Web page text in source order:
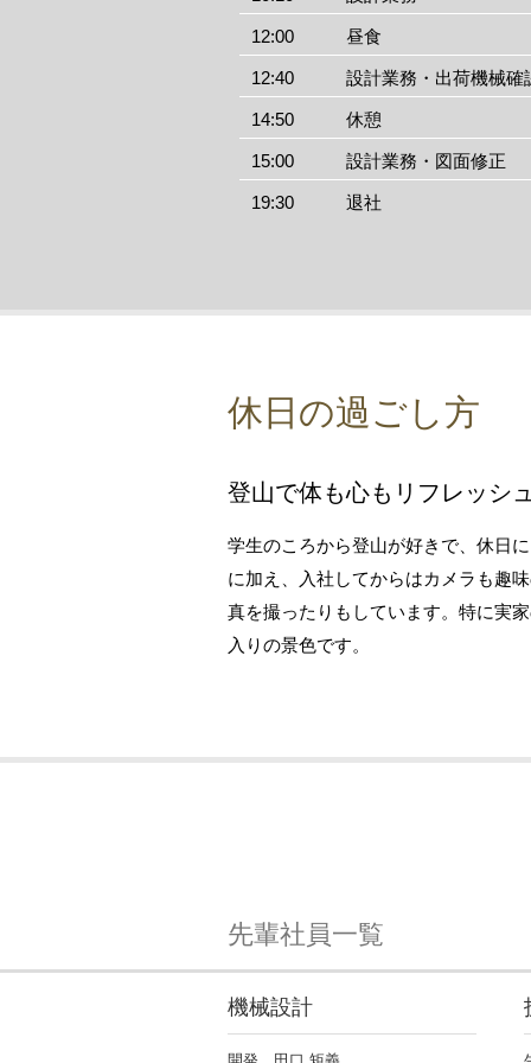
12:00 昼食
12:40 設計業務・出荷機械確
14:50 休憩
15:00 設計業務・図面修正
19:30 退社
休日の過ごし方
登山で体も心もリフレッシ
学生のころから登山が好きで、休日
に加え、入社してからはカメラも趣
真を撮ったりもしています。特に実
入りの景色です。
先輩社員一覧
機械設計